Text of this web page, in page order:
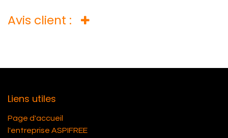
Avis client :
Liens utiles
Page d'accueil
l'entreprise ASPIFREE